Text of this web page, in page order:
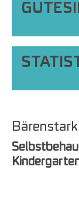
Show larger